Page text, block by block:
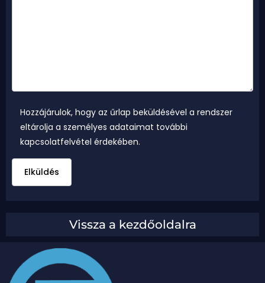
Hozzájárulok, hogy az űrlap beküldésével a rendszer
eltárolja a személyes adataimat további
kapcsolatfelvétel érdekében.
Elküldés
Vissza a kezdőoldalra